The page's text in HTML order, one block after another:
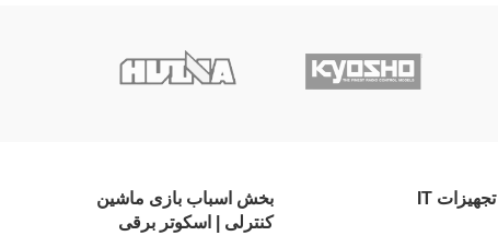
تجهیزات IT
بخش اسباب بازی ماشین
کنترلی | اسکوتر برقی